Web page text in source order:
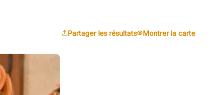
Partager les résultats Montrer la carte